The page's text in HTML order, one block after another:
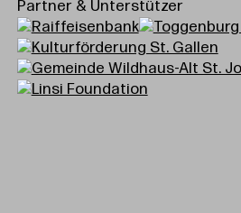
Partner & Unterstützer